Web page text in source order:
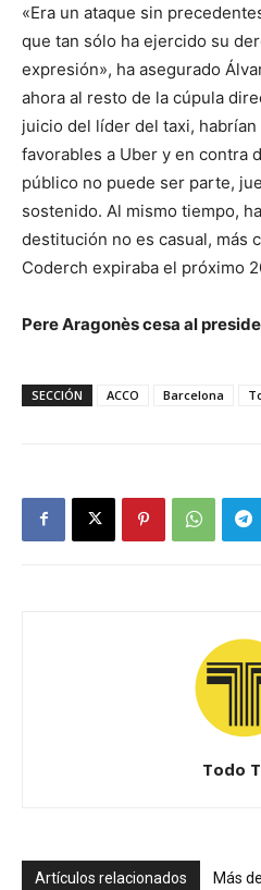
«Era un ataque sin
que tan sólo ha ejercido su
expresión», ha asegurado
ahora al resto de la cúpula
juicio del líder del taxi,
favorables a Uber y en contra
público no puede ser parte,
sostenido. Al mismo tiempo,
destitución no es casual, más
Coderch expiraba el próximo
Pere Aragonès cesa al
SECCIÓN ACCO Barcelona
Todo
Artículos relacionados Más